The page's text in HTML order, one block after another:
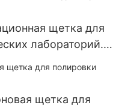
баффы из
щетка для
лабораторий.
полировки
щетка для